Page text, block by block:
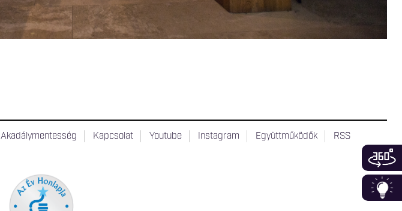
Akadálymentesség Kapcsolat Youtube Instagram Együttműködők RSS